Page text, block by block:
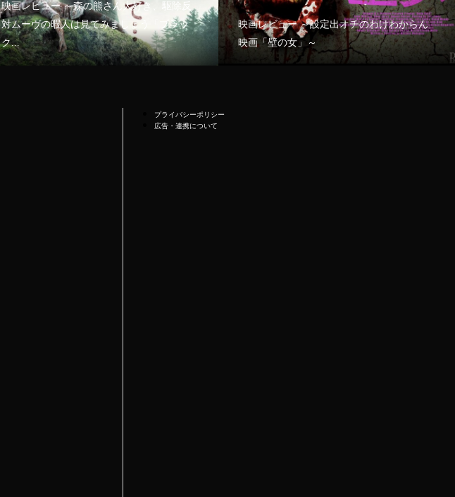
映画レビュー ～森の熊さん大好き、駆除反
対ムーヴの暇人は見てみましょう「ブラッ
ク...
映画レビュー ～設定出オチのわけわからん
映画「壁の女」～
プライバシーポリシー
広告・連携について